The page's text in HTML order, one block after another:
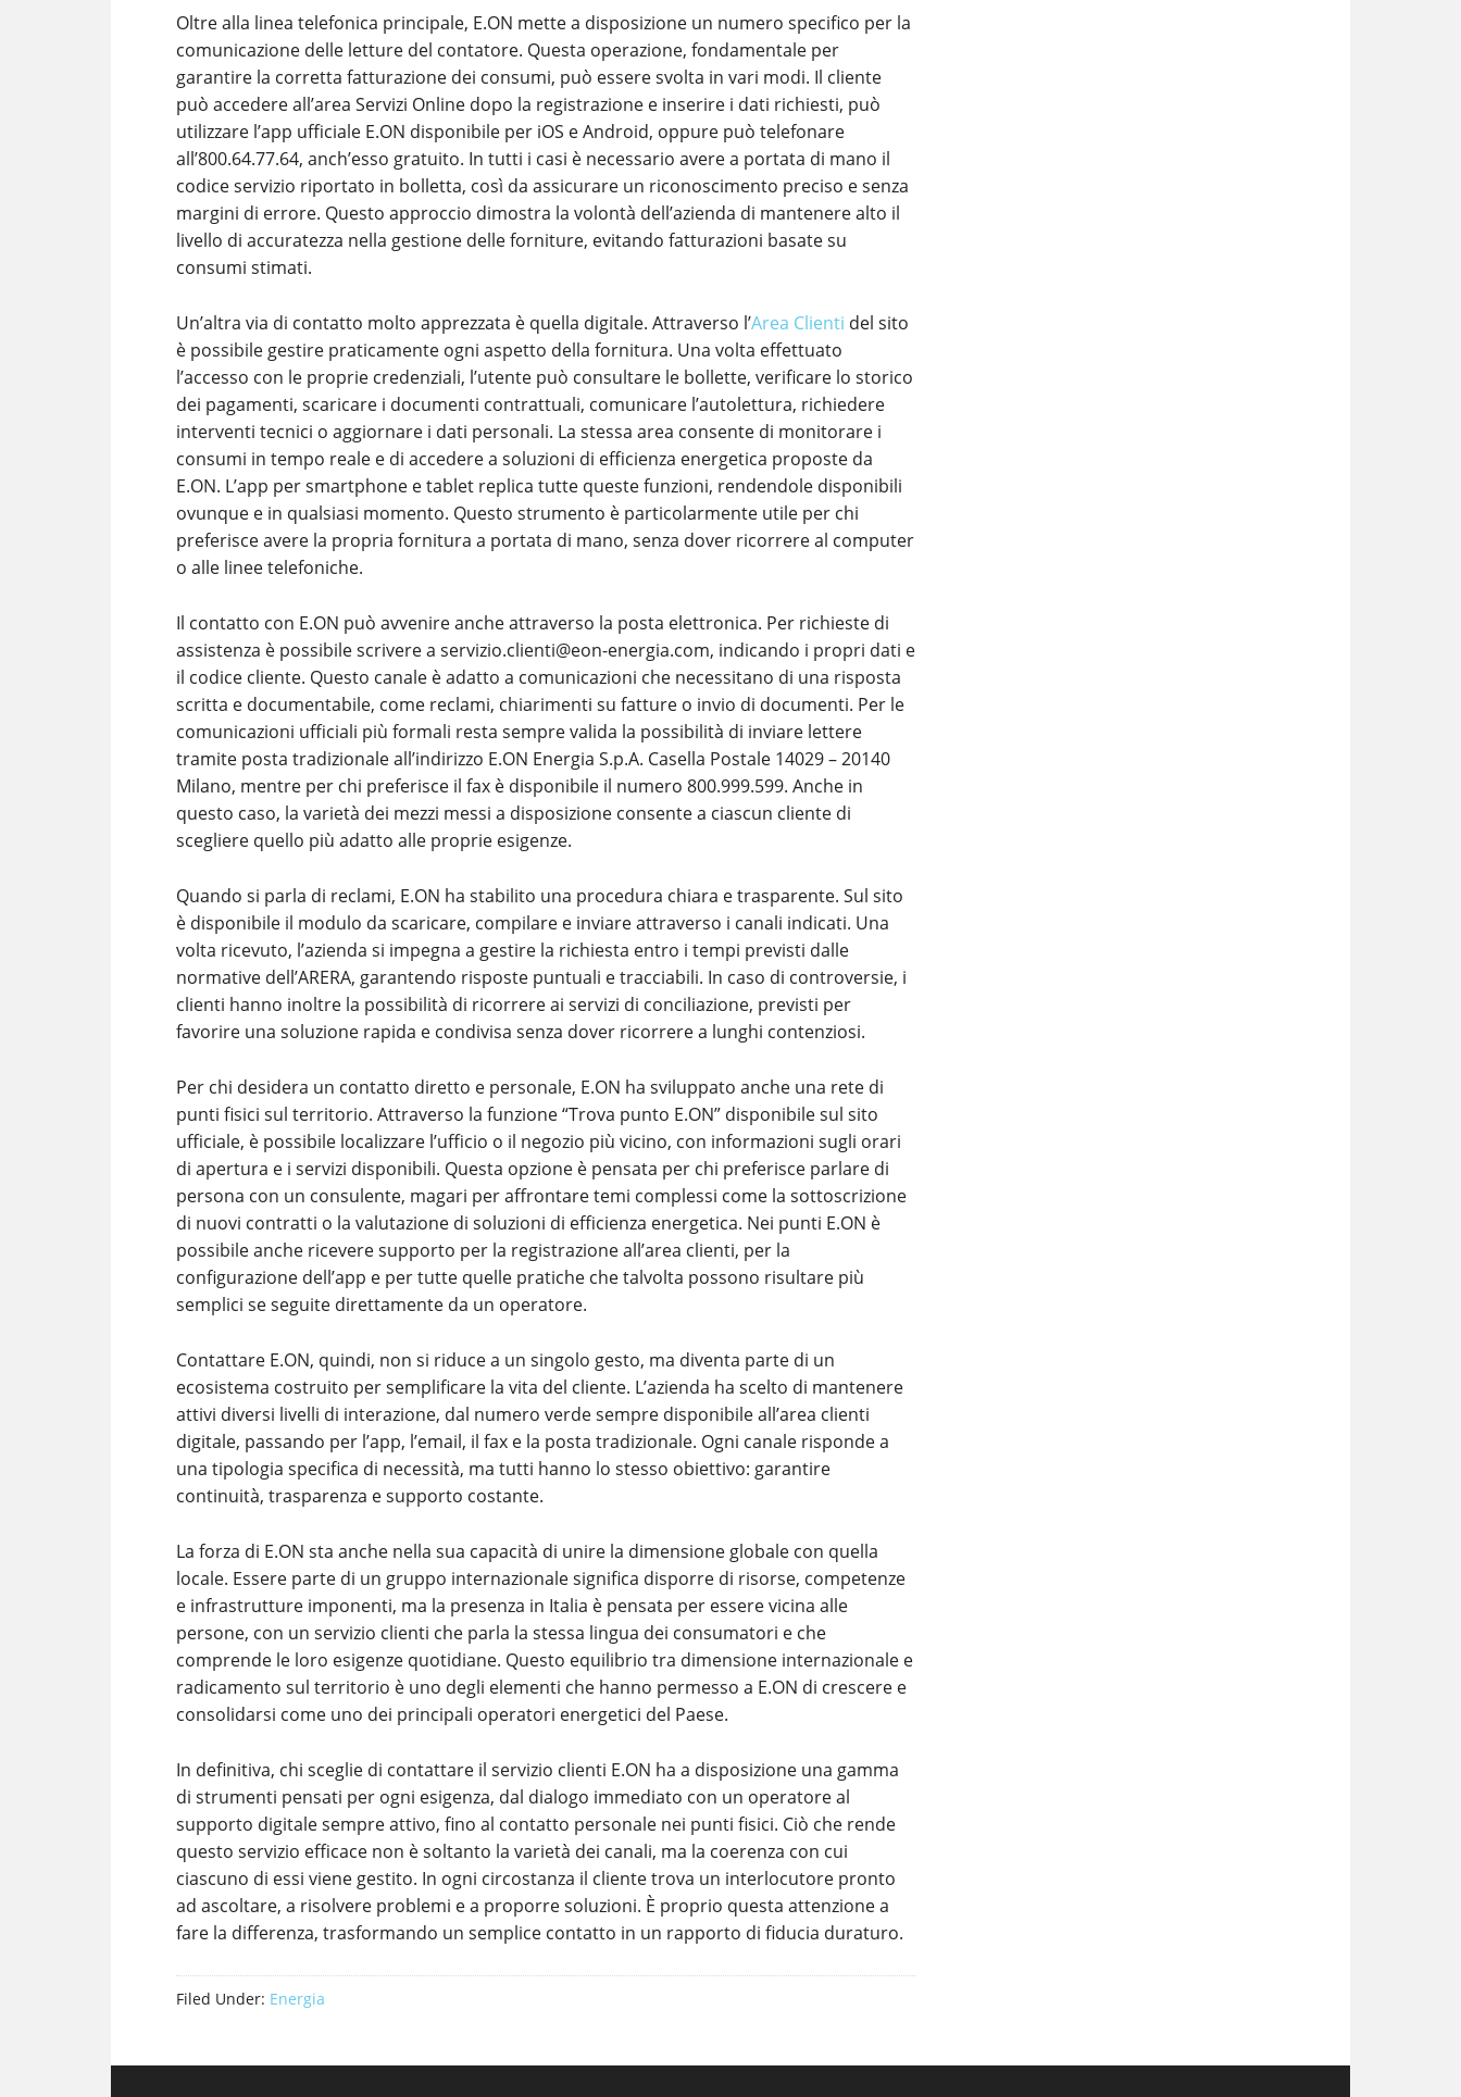
Oltre alla linea telefonica principale, E.ON mette a disposizione un numero specifico per la
comunicazione delle letture del contatore. Questa operazione, fondamentale per
garantire la corretta fatturazione dei consumi, può essere svolta in vari modi. Il cliente
può accedere all’area Servizi Online dopo la registrazione e inserire i dati richiesti, può
utilizzare l’app ufficiale E.ON disponibile per iOS e Android, oppure può telefonare
all’800.64.77.64, anch’esso gratuito. In tutti i casi è necessario avere a portata di mano il
codice servizio riportato in bolletta, così da assicurare un riconoscimento preciso e senza
margini di errore. Questo approccio dimostra la volontà dell’azienda di mantenere alto il
livello di accuratezza nella gestione delle forniture, evitando fatturazioni basate su
consumi stimati.
Un’altra via di contatto molto apprezzata è quella digitale. Attraverso l’Area Clienti del sito
è possibile gestire praticamente ogni aspetto della fornitura. Una volta effettuato
l’accesso con le proprie credenziali, l’utente può consultare le bollette, verificare lo storico
dei pagamenti, scaricare i documenti contrattuali, comunicare l’autolettura, richiedere
interventi tecnici o aggiornare i dati personali. La stessa area consente di monitorare i
consumi in tempo reale e di accedere a soluzioni di efficienza energetica proposte da
E.ON. L’app per smartphone e tablet replica tutte queste funzioni, rendendole disponibili
ovunque e in qualsiasi momento. Questo strumento è particolarmente utile per chi
preferisce avere la propria fornitura a portata di mano, senza dover ricorrere al computer
o alle linee telefoniche.
Il contatto con E.ON può avvenire anche attraverso la posta elettronica. Per richieste di
assistenza è possibile scrivere a servizio.clienti@eon-energia.com, indicando i propri dati e
il codice cliente. Questo canale è adatto a comunicazioni che necessitano di una risposta
scritta e documentabile, come reclami, chiarimenti su fatture o invio di documenti. Per le
comunicazioni ufficiali più formali resta sempre valida la possibilità di inviare lettere
tramite posta tradizionale all’indirizzo E.ON Energia S.p.A. Casella Postale 14029 – 20140
Milano, mentre per chi preferisce il fax è disponibile il numero 800.999.599. Anche in
questo caso, la varietà dei mezzi messi a disposizione consente a ciascun cliente di
scegliere quello più adatto alle proprie esigenze.
Quando si parla di reclami, E.ON ha stabilito una procedura chiara e trasparente. Sul sito
è disponibile il modulo da scaricare, compilare e inviare attraverso i canali indicati. Una
volta ricevuto, l’azienda si impegna a gestire la richiesta entro i tempi previsti dalle
normative dell’ARERA, garantendo risposte puntuali e tracciabili. In caso di controversie, i
clienti hanno inoltre la possibilità di ricorrere ai servizi di conciliazione, previsti per
favorire una soluzione rapida e condivisa senza dover ricorrere a lunghi contenziosi.
Per chi desidera un contatto diretto e personale, E.ON ha sviluppato anche una rete di
punti fisici sul territorio. Attraverso la funzione “Trova punto E.ON” disponibile sul sito
ufficiale, è possibile localizzare l’ufficio o il negozio più vicino, con informazioni sugli orari
di apertura e i servizi disponibili. Questa opzione è pensata per chi preferisce parlare di
persona con un consulente, magari per affrontare temi complessi come la sottoscrizione
di nuovi contratti o la valutazione di soluzioni di efficienza energetica. Nei punti E.ON è
possibile anche ricevere supporto per la registrazione all’area clienti, per la
configurazione dell’app e per tutte quelle pratiche che talvolta possono risultare più
semplici se seguite direttamente da un operatore.
Contattare E.ON, quindi, non si riduce a un singolo gesto, ma diventa parte di un
ecosistema costruito per semplificare la vita del cliente. L’azienda ha scelto di mantenere
attivi diversi livelli di interazione, dal numero verde sempre disponibile all’area clienti
digitale, passando per l’app, l’email, il fax e la posta tradizionale. Ogni canale risponde a
una tipologia specifica di necessità, ma tutti hanno lo stesso obiettivo: garantire
continuità, trasparenza e supporto costante.
La forza di E.ON sta anche nella sua capacità di unire la dimensione globale con quella
locale. Essere parte di un gruppo internazionale significa disporre di risorse, competenze
e infrastrutture imponenti, ma la presenza in Italia è pensata per essere vicina alle
persone, con un servizio clienti che parla la stessa lingua dei consumatori e che
comprende le loro esigenze quotidiane. Questo equilibrio tra dimensione internazionale e
radicamento sul territorio è uno degli elementi che hanno permesso a E.ON di crescere e
consolidarsi come uno dei principali operatori energetici del Paese.
In definitiva, chi sceglie di contattare il servizio clienti E.ON ha a disposizione una gamma
di strumenti pensati per ogni esigenza, dal dialogo immediato con un operatore al
supporto digitale sempre attivo, fino al contatto personale nei punti fisici. Ciò che rende
questo servizio efficace non è soltanto la varietà dei canali, ma la coerenza con cui
ciascuno di essi viene gestito. In ogni circostanza il cliente trova un interlocutore pronto
ad ascoltare, a risolvere problemi e a proporre soluzioni. È proprio questa attenzione a
fare la differenza, trasformando un semplice contatto in un rapporto di fiducia duraturo.
Filed Under: Energia